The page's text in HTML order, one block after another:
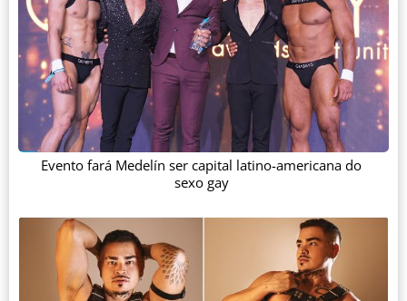
Evento fará Medelín ser capital latino-americana do
sexo gay